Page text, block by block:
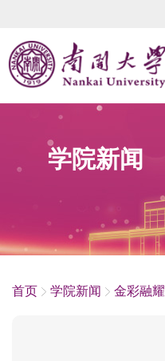
学院新闻
首页 学院新闻 金彩融耀